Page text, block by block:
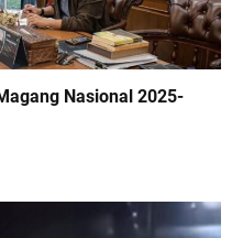
Nasional 2025-